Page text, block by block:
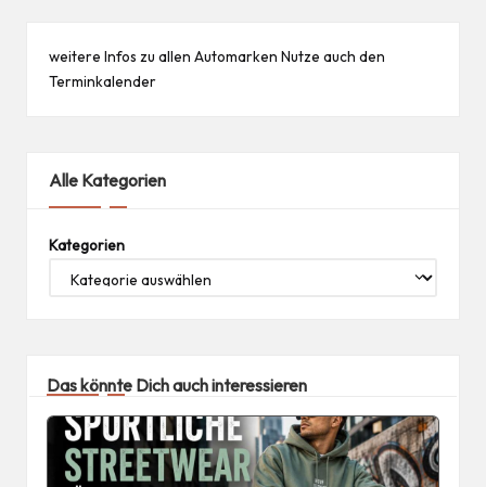
weitere Infos zu allen Automarken Nutze auch den
Terminkalender
Alle Kategorien
Kategorien
Das könnte Dich auch interessieren